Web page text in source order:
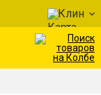
Клин